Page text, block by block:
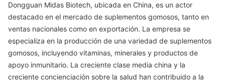
Dongguan Midas Biotech, ubicada en China, es un actor
destacado en el mercado de suplementos gomosos, tanto en
ventas nacionales como en exportación. La empresa se
especializa en la producción de una variedad de suplementos
gomosos, incluyendo vitaminas, minerales y productos de
apoyo inmunitario. La creciente clase media china y la
creciente concienciación sobre la salud han contribuido a la